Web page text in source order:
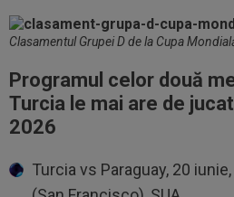
Clasamentul Grupei D de la Cupa
Programul celor două
Turcia le mai are de
2026
Turcia vs Paraguay, 20